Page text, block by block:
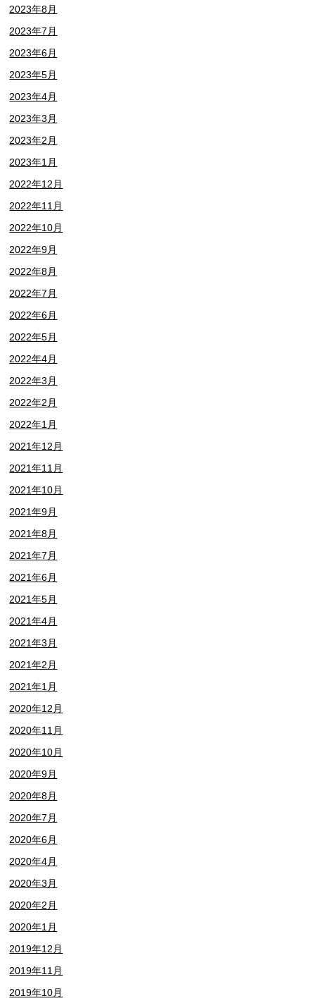
2023年8月
2023年7月
2023年6月
2023年5月
2023年4月
2023年3月
2023年2月
2023年1月
2022年12月
2022年11月
2022年10月
2022年9月
2022年8月
2022年7月
2022年6月
2022年5月
2022年4月
2022年3月
2022年2月
2022年1月
2021年12月
2021年11月
2021年10月
2021年9月
2021年8月
2021年7月
2021年6月
2021年5月
2021年4月
2021年3月
2021年2月
2021年1月
2020年12月
2020年11月
2020年10月
2020年9月
2020年8月
2020年7月
2020年6月
2020年4月
2020年3月
2020年2月
2020年1月
2019年12月
2019年11月
2019年10月